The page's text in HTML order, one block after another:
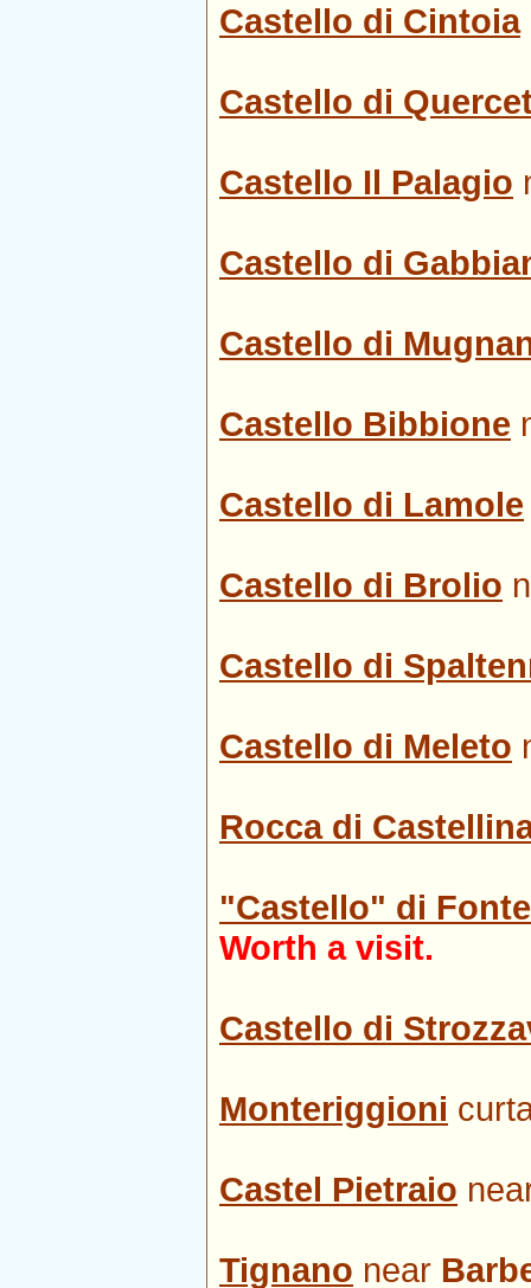
Castello di Cintoia
Castello di
Castello Il Palagio
Castello di
Castello di
Castello Bibbione
Castello di Lamole
Castello di Brolio
Castello di
Castello di Meleto
Rocca di
"Castello" di
Worth a visit.
Castello di
Monteriggioni
Castel Pietraio
Tignano near